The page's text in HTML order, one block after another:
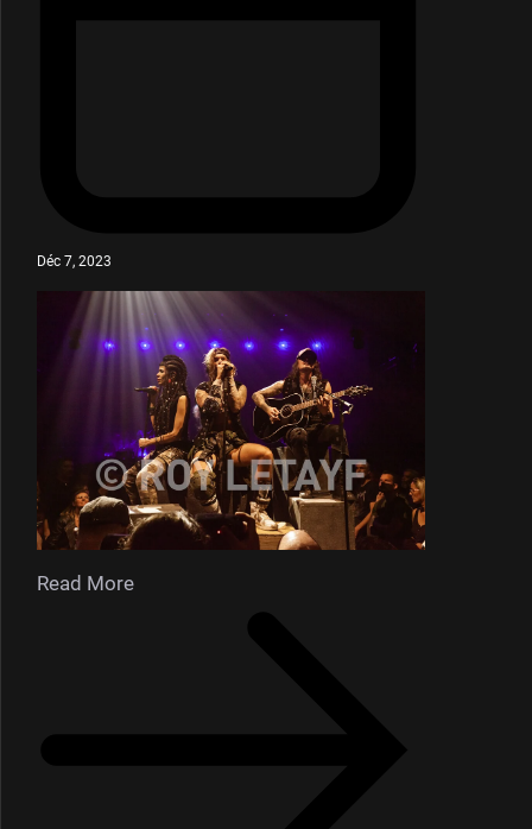
Déc 7, 2023
Read More